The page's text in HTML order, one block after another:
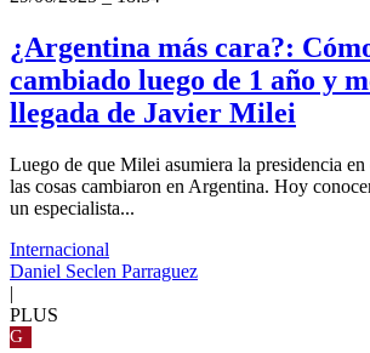
¿Argentina más cara?:
cambiado luego de 1 año y
llegada de Javier Milei
Luego de que Milei asumiera la presidencia
las cosas cambiaron en Argentina. Hoy
un especialista...
Internacional
Daniel Seclen Parraguez
|
PLUS
G